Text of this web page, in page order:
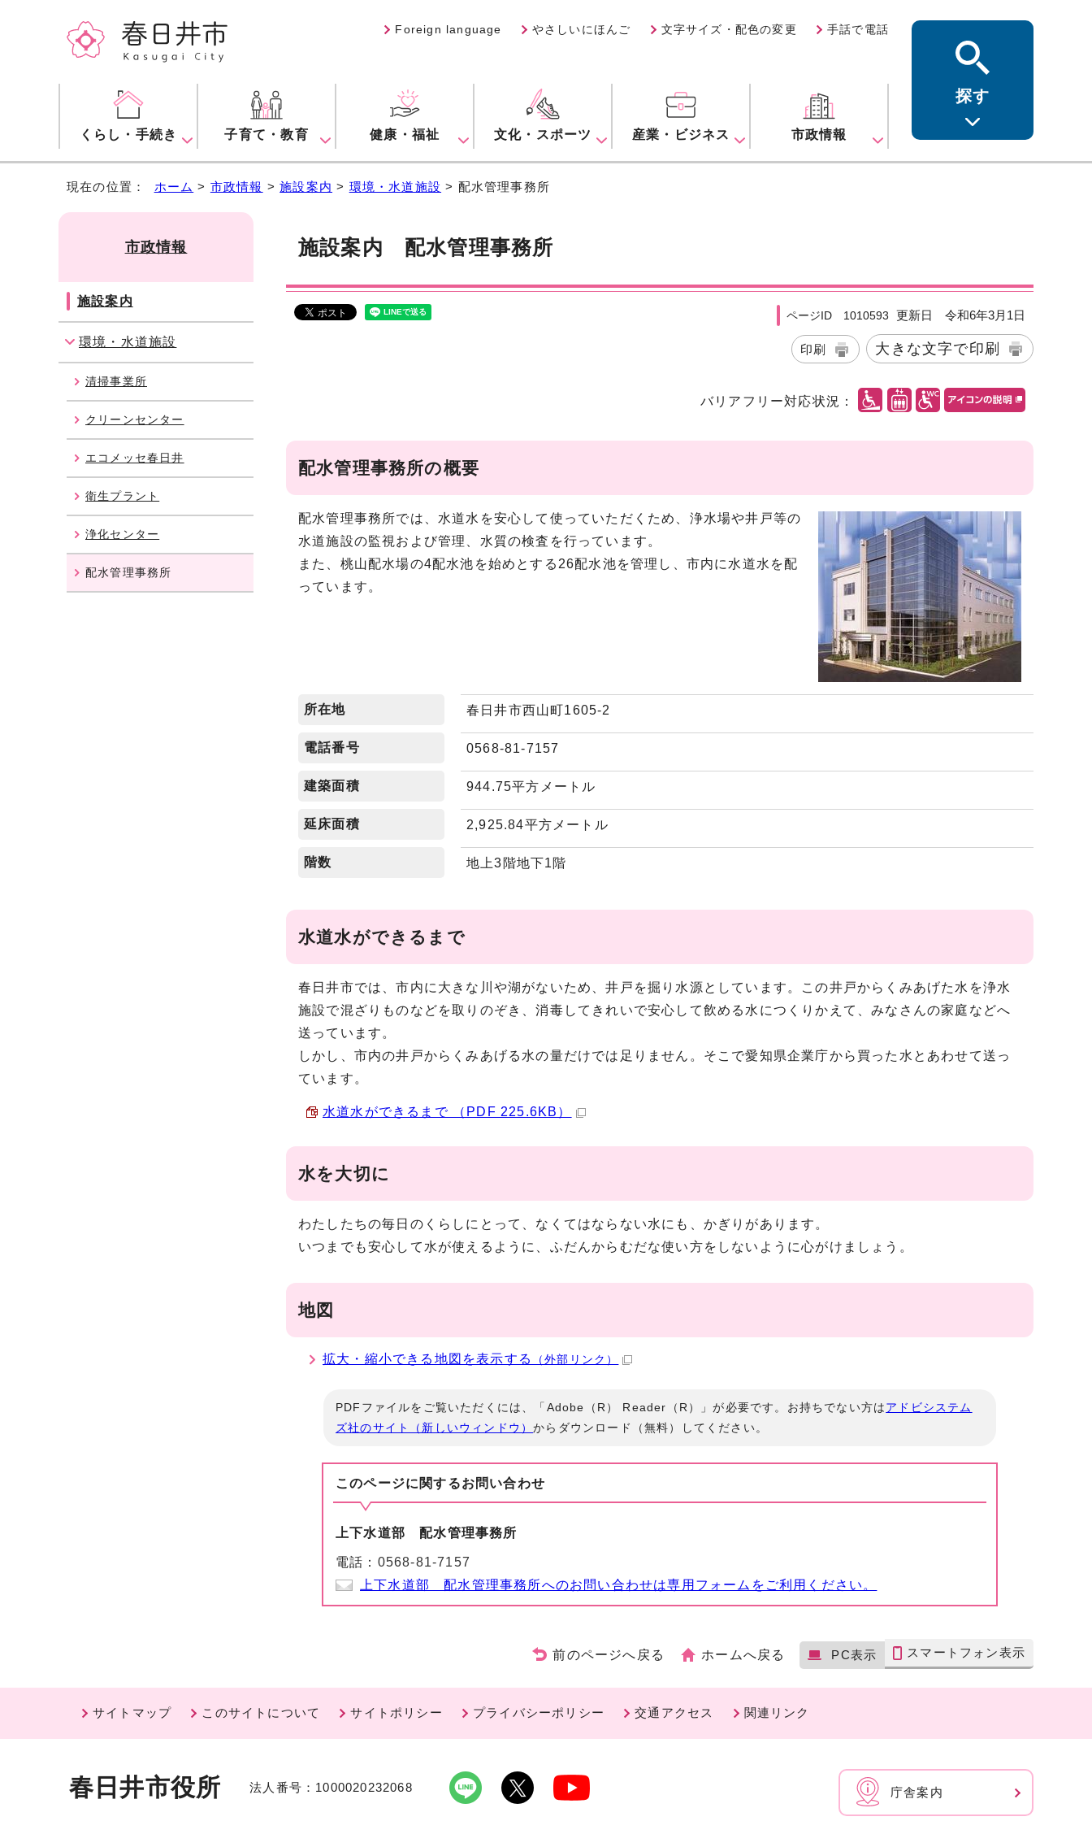
Foreign language やさしいにほんご 文字サイズ・配色の変更 手話で電話
くらし・手続き 子育て・教育 健康・福祉 文化・スポーツ 産業・ビジネス 市政情報
探す
現在の位置： ホーム > 市政情報 >施設案内 > 環境・水道施設 > 配水管理事務所
施設案内 配水管理事務所
ページID 1010593 更新日 令和6年3月1日
印刷 大きな文字で印刷
バリアフリー対応状況：
配水管理事務所の概要
配水管理事務所では、水道水を安心して使っていただくため、浄水場や井戸等の
水道施設の監視および管理、水質の検査を行っています。
また、桃山配水場の4配水池を始めとする26配水池を管理し、市内に水道水を配
っています。
所在地 春日井市西山町1605-2
電話番号 0568-81-7157
建築面積 944.75平方メートル
延床面積 2,925.84平方メートル
階数 地上3階地下1階
水道水ができるまで
春日井市では、市内に大きな川や湖がないため、井戸を掘り水源としています。この井戸からくみあげた水を浄水
施設で混ざりものなどを取りのぞき、消毒してきれいで安心して飲める水につくりかえて、みなさんの家庭などへ
送っています。
しかし、市内の井戸からくみあげる水の量だけでは足りません。そこで愛知県企業庁から買った水とあわせて送っ
ています。
水道水ができるまで （PDF 225.6KB）
水を大切に
わたしたちの毎日のくらしにとって、なくてはならない水にも、かぎりがあります。
いつまでも安心して水が使えるように、ふだんからむだな使い方をしないように心がけましょう。
地図
拡大・縮小できる地図を表示する （外部リンク）
PDFファイルをご覧いただくには、「Adobe（R） Reader（R）」が必要です。お持ちでない方はアドビシステム
ズ社のサイト（新しいウィンドウ）からダウンロード（無料）してください。
このページに関するお問い合わせ
上下水道部 配水管理事務所
電話： 0568-81-7157
上下水道部 配水管理事務所へのお問い合わせは専用フォームをご利用ください。
市政情報
施設案内
環境・水道施設
清掃事業所
クリーンセンター
エコメッセ春日井
衛生プラント
浄化センター
配水管理事務所
前のページへ戻る ホームへ戻る PC表示 スマートフォン表示
サイトマップ このサイトについて サイトポリシー プライバシーポリシー 交通アクセス 関連リンク
春日井市役所 法人番号：1000020232068 庁舎案内